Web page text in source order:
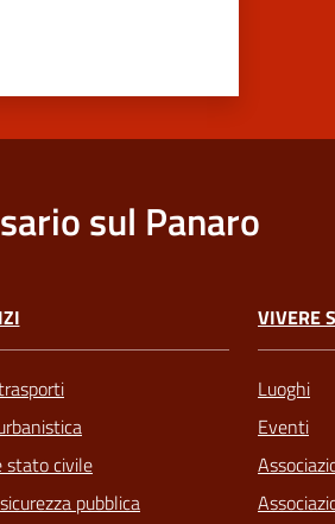
sul Panaro
stato civile
pubblica
VIVERE
Luoghi
Eventi